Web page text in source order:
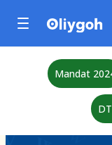
Mandat